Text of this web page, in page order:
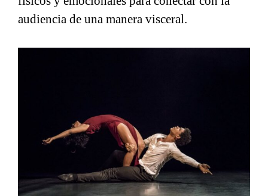
audiencia de una manera visceral.